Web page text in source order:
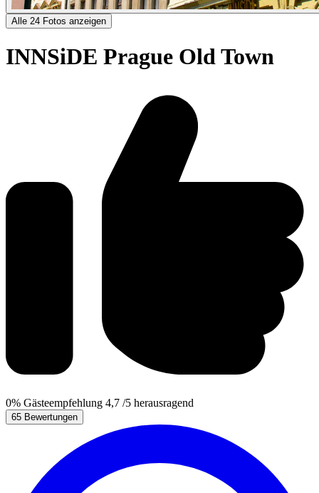
Alle 24 Fotos anzeigen
INNSiDE Prague Old Town
0% Gästeempfehlung 4,7 /5 herausragend
65 Bewertungen